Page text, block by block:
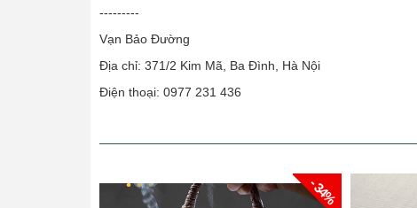
---------
Vạn Bảo Đường
Địa chỉ: 371/2 Kim Mã, Ba Đình, Hà Nội
Điện thoại: 0977 231 436
- 34%